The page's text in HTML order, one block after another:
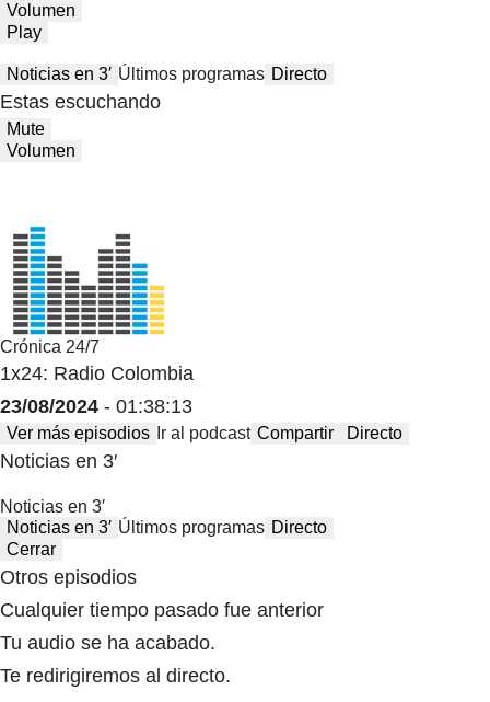
Volumen
Play
Noticias en 3′ Últimos programas Directo
Estas escuchando
Mute
Volumen
Crónica 24/7
1x24: Radio Colombia
23/08/2024 - 01:38:13
Ver más episodios Ir al podcast Compartir Directo
Noticias en 3′
Noticias en 3′
Noticias en 3′ Últimos programas Directo
Cerrar
Otros episodios
Cualquier tiempo pasado fue anterior
Tu audio se ha acabado.
Te redirigiremos al directo.